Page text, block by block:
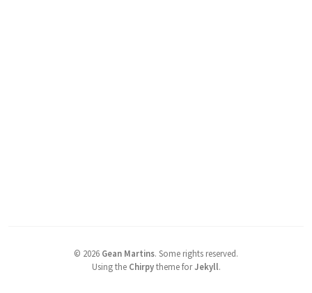
© 2026 Gean Martins. Some rights reserved.
Using the Chirpytheme forJekyll.